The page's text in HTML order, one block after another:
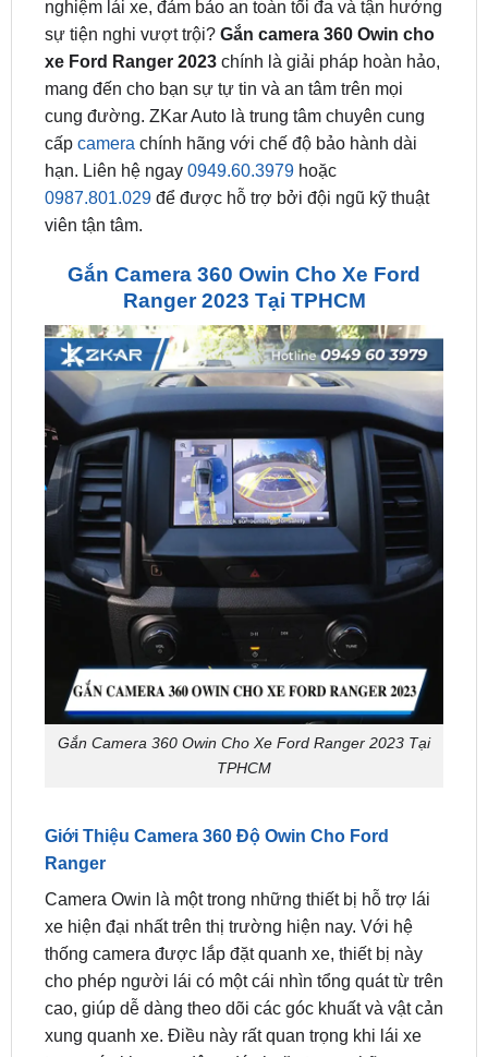
xe Ford Ranger 2023chính là giải pháp hoàn hảo,
mang đến cho bạn sự tự tin và an tâm trên mọi
cung đường. ZKar Auto là trung tâm chuyên cung
cấpcamerachính hãng với chế độ bảo hành dài
hạn. Liên hệ ngay0949.60.3979hoặc
0987.801.029để được hỗ trợ bởi đội ngũ kỹ thuật
viên tận tâm.
Gắn Camera 360 Owin Cho Xe Ford
Gắn Camera 360 Owin Cho Xe Ford Ranger 2023 Tại
TPHCM
Giới Thiệu Camera 360 Độ Owin Cho Ford
Camera Owin là một trong những thiết bị hỗ trợ lái
xe hiện đại nhất trên thị trường hiện nay. Với hệ
thống camera được lắp đặt quanh xe, thiết bị này
cho phép người lái có một cái nhìn tổng quát từ trên
cao, giúp dễ dàng theo dõi các góc khuất và vật cản
xung quanh xe. Điều này rất quan trọng khi lái xe
trong các khu vực đông đúc hoặc trong những
không gian hẹp.